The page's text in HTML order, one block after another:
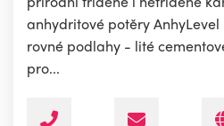
anhydritové potěry
rovné podlahy - lité
pro...